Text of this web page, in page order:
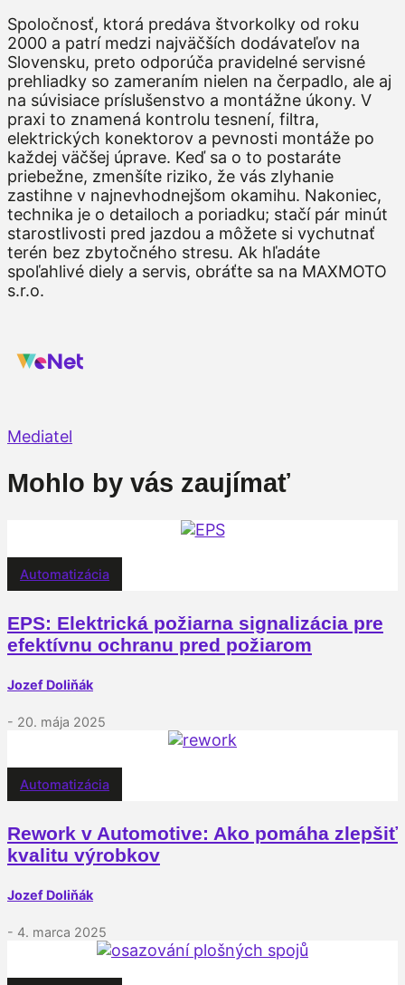
Spoločnosť, ktorá predáva štvorkolky od roku
2000 a patrí medzi najväčších dodávateľov na
Slovensku, preto odporúča pravidelné servisné
prehliadky so zameraním nielen na čerpadlo, ale aj
na súvisiace príslušenstvo a montážne úkony. V
praxi to znamená kontrolu tesnení, filtra,
elektrických konektorov a pevnosti montáže po
každej väčšej úprave. Keď sa o to postaráte
priebežne, zmenšíte riziko, že vás zlyhanie
zastihne v najnevhodnejšom okamihu. Nakoniec,
technika je o detailoch a poriadku; stačí pár minút
starostlivosti pred jazdou a môžete si vychutnať
terén bez zbytočného stresu. Ak hľadáte
spoľahlivé diely a servis, obráťte sa na MAXMOTO
s.r.o.
Mediatel
Mohlo by vás zaujímať
Automatizácia
EPS: Elektrická požiarna signalizácia pre
efektívnu ochranu pred požiarom
Jozef Doliňák
- 20. mája 2025
Automatizácia
Rework v Automotive: Ako pomáha zlepšiť
kvalitu výrobkov
Jozef Doliňák
- 4. marca 2025